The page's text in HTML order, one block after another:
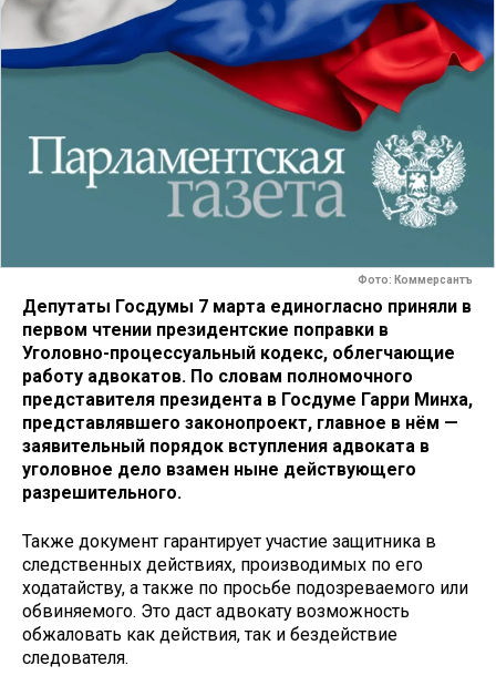
Фото: Коммерсантъ
Депутаты Госдумы 7 марта единогласно приняли в
первом чтении президентские поправки в
Уголовно-процессуальный кодекс, облегчающие
работу адвокатов. По словам полномочного
представителя президента в Госдуме Гарри Минха,
представлявшего законопроект, главное в нём —
заявительный порядок вступления адвоката в
уголовное дело взамен ныне действующего
разрешительного.
Также документ гарантирует участие защитника в
следственных действиях, производимых по его
ходатайству, а также по просьбе подозреваемого или
обвиняемого. Это даст адвокату возможность
обжаловать как действия, так и бездействие
следователя.